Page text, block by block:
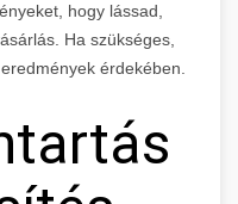
hogy lássad,
Ha szükséges,
érdekében.